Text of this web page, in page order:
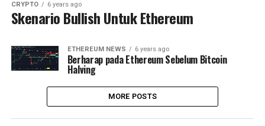
CRYPTO 6 years ago
Skenario Bullish Untuk Ethereum
ETHEREUM NEWS 6 years ago
Berharap pada Ethereum Sebelum Bitcoin
Halving
MORE POSTS